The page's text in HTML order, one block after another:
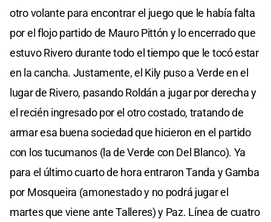
otro volante para encontrar el juego que le había falta
por el flojo partido de Mauro Pittón y lo encerrado que
estuvo Rivero durante todo el tiempo que le tocó estar
en la cancha. Justamente, el Kily puso a Verde en el
lugar de Rivero, pasando Roldán a jugar por derecha y
el recién ingresado por el otro costado, tratando de
armar esa buena sociedad que hicieron en el partido
con los tucumanos (la de Verde con Del Blanco). Ya
para el último cuarto de hora entraron Tanda y Gamba
por Mosqueira (amonestado y no podrá jugar el
martes que viene ante Talleres) y Paz. Línea de cuatro